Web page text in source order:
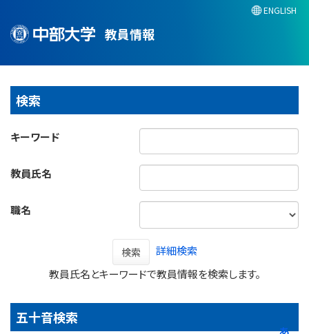
教員情報
ENGLISH
検索
キーワード
教員氏名
職名
検索
詳細検索
教員氏名とキーワードで教員情報を検索します。
五十音検索